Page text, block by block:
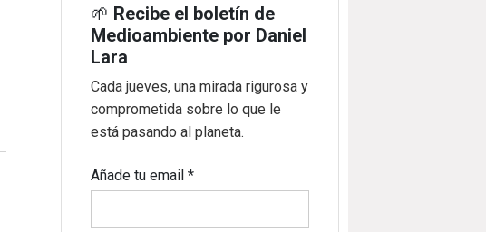
🌱 Recibe el boletín de
Medioambiente por Daniel
Lara
Cada jueves, una mirada rigurosa y
comprometida sobre lo que le
está pasando al planeta.
Añade tu email*